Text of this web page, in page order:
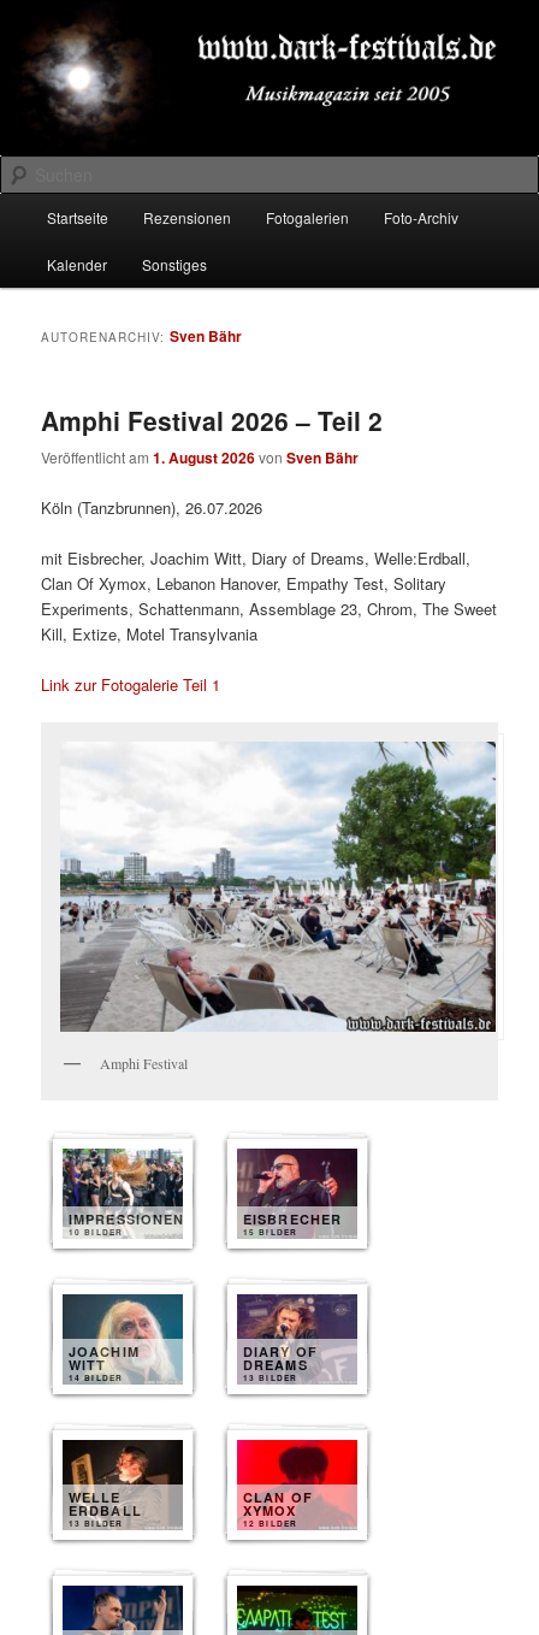
primären
Inhalt
springen
sekundären
Inhalt
springenDARK-FESTIVALS.DE
Suchen
Startseite Rezensionen Fotogalerien Foto-Archiv
Kalender Sonstiges
AUTORENARCHIV:Sven Bähr
Amphi Festival 2026 – Teil 2
Veröffentlicht am1. August 2026vonSven Bähr
Köln (Tanzbrunnen), 26.07.2026
mit Eisbrecher, Joachim Witt, Diary of Dreams, Welle:Erdball,
Clan Of Xymox, Lebanon Hanover, Empathy Test, Solitary
Experiments, Schattenmann, Assemblage 23, Chrom, The Sweet
Kill, Extize, Motel Transylvania
Link zur Fotogalerie Teil 1
Amphi Festival
IMPRESSIONEN
10 BILDER
EISBRECHER
15 BILDER
JOACHIM
WITT
14 BILDER
DIARY OF
DREAMS
13 BILDER
WELLE
ERDBALL
13 BILDER
CLAN OF
XYMOX
12 BILDER